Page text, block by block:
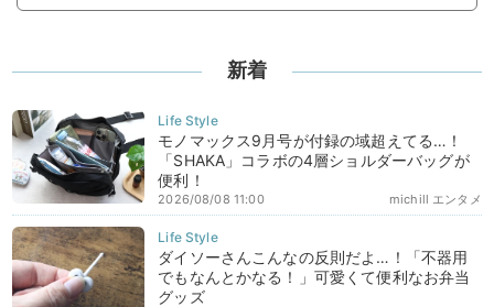
新着
モノマックス9月号が付録の域超えてる…！
「SHAKA」コラボの4層ショルダーバッグが
便利！
michill エンタメ
2026/08/08 11:00
ダイソーさんこんなの反則だよ…！「不器用
でもなんとかなる！」可愛くて便利なお弁当
グッズ